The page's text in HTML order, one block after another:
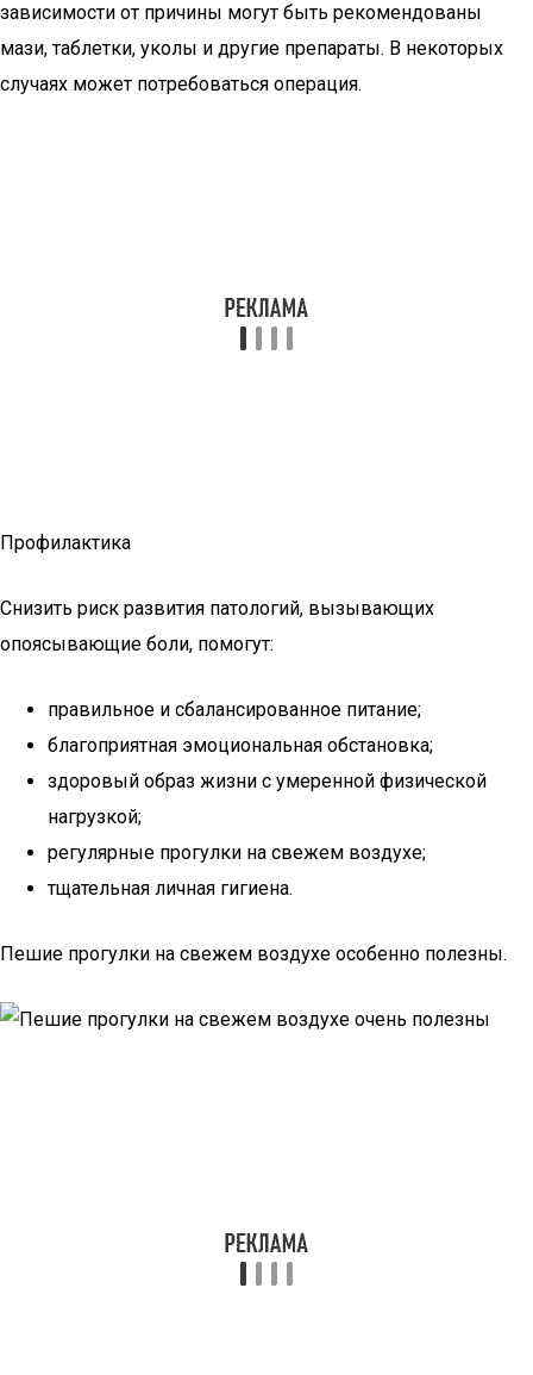
зависимости от причины могут быть рекомендованы
мази, таблетки, уколы и другие препараты. В некоторых
случаях может потребоваться операция.
Профилактика
Снизить риск развития патологий, вызывающих
опоясывающие боли, помогут:
правильное и сбалансированное питание;
благоприятная эмоциональная обстановка;
здоровый образ жизни с умеренной физической
нагрузкой;
регулярные прогулки на свежем воздухе;
тщательная личная гигиена.
Пешие прогулки на свежем воздухе особенно полезны.